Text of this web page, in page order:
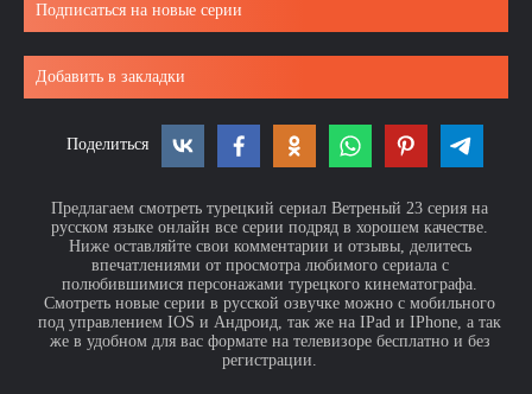
Подписаться на новые серии
Добавить в закладки
Поделиться
Предлагаем смотреть турецкий сериал Ветреный 23 серия на
русском языке онлайн все серии подряд в хорошем качестве.
Ниже оставляйте свои комментарии и отзывы, делитесь
впечатлениями от просмотра любимого сериала с
полюбившимися персонажами турецкого кинематографа.
Смотреть новые серии в русской озвучке можно с мобильного
под управлением IOS и Андроид, так же на IPad и IPhone, а так
же в удобном для вас формате на телевизоре бесплатно и без
регистрации.